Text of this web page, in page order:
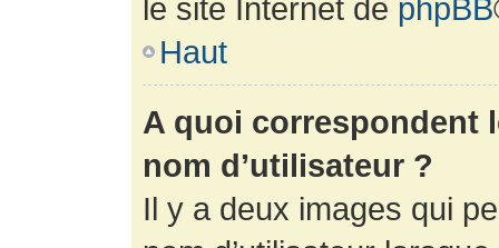
le site Internet de phpBB
Haut
A quoi correspondent
nom d’utilisateur ?
Il y a deux images qui